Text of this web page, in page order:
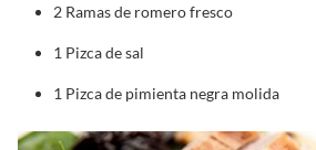
2 Ramas de romero fresco
1 Pizca de sal
1 Pizca de pimienta negra molida